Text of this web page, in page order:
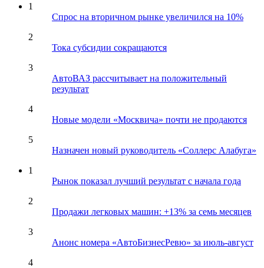
1
Спрос на вторичном рынке увеличился на 10%
2
Тока субсидии сокращаются
3
АвтоВАЗ рассчитывает на положительный
результат
4
Новые модели «Москвича» почти не продаются
5
Назначен новый руководитель «Соллерс Алабуга»
1
Рынок показал лучший результат с начала года
2
Продажи легковых машин: +13% за семь месяцев
3
Анонс номера «АвтоБизнесРевю» за июль-август
4